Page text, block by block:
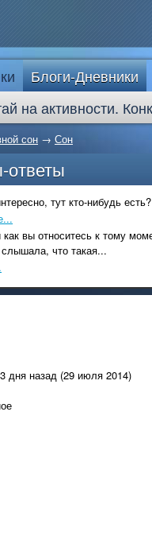
Блоги-Дневники
на активности.
сон → Сон
ответы
тут кто-нибудь есть?
вы относитесь к тому
что такая...
дня назад (29 июля 2014)